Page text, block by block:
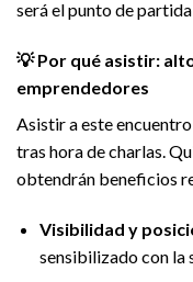
será el punto de
💡 Por qué asistir:
emprendedores
Asistir a este
tras hora de charlas.
obtendrán beneficios
Visibilidad y
sensibilizado con la